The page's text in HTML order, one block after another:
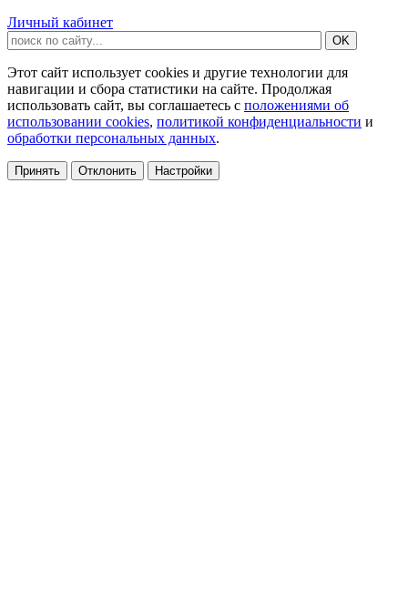
Личный кабинет
Этот сайт использует cookies и другие технологии для
навигации и сбора статистики на сайте. Продолжая
использовать сайт, вы соглашаетесь с положениями об
использовании cookies, политикой конфиденциальности и
обработки персональных данных.
Принять Отклонить Настройки